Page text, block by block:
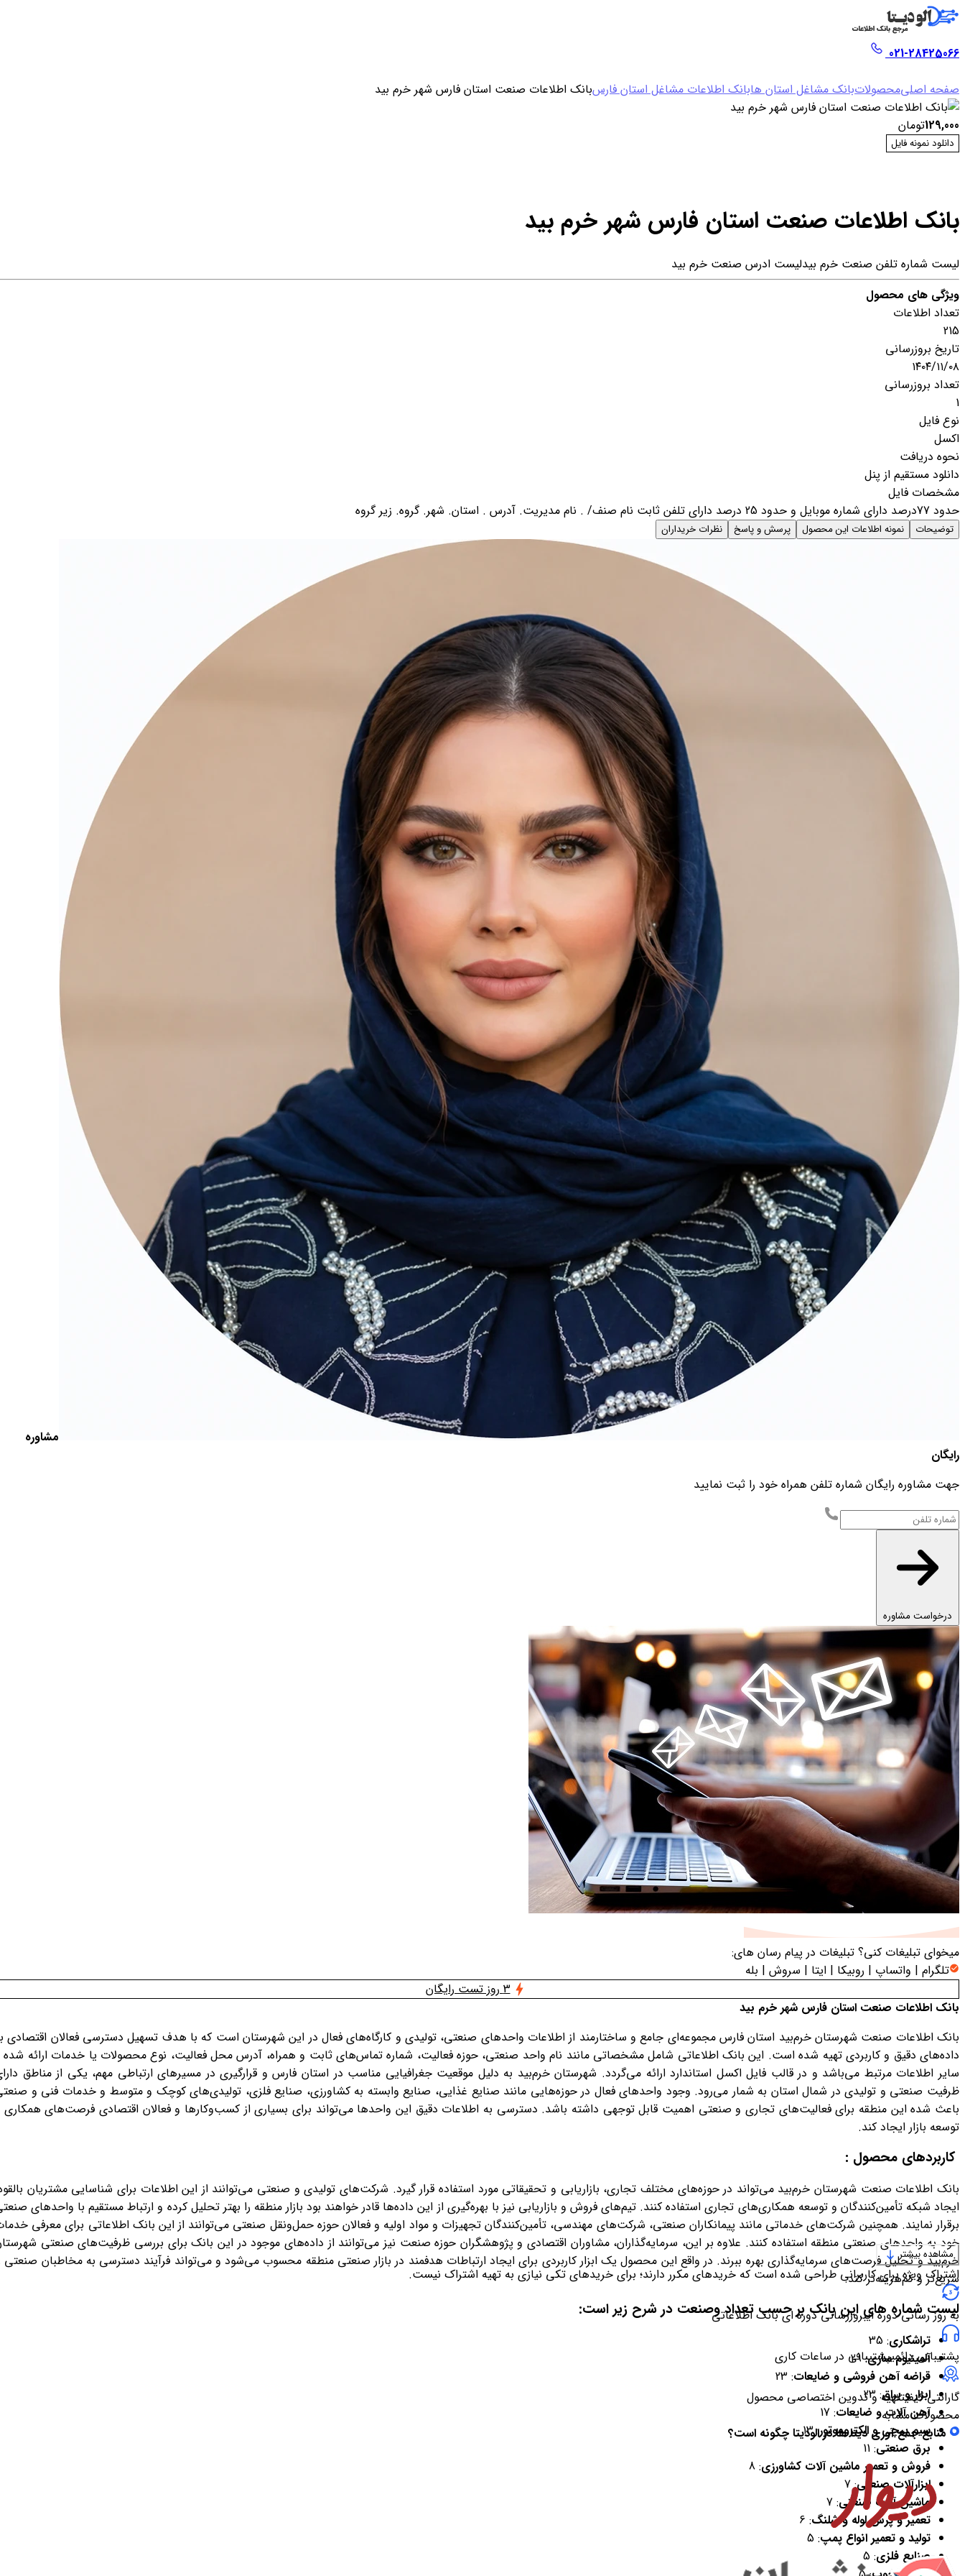
021-28425066
صفحه اصلیمحصولاتبانک مشاغل استان هابانک اطلاعات مشاغل استان فارسبانک اطلاعات صنعت استان فارس شهر خرم بید
129,000تومان
دانلود نمونه فایل
بانک اطلاعات صنعت استان فارس شهر خرم بید
لیست شماره تلفن صنعت خرم بیدلیست ادرس صنعت خرم بید
ویژگی های محصول
تعداد اطلاعات
215
تاریخ بروزرسانی
۱۴۰۴/۱۱/۰۸
تعداد بروزرسانی
1
نوع فایل
اکسل
نحوه دریافت
دانلود مستقیم از پنل
مشخصات فایل
حدود 77درصد دارای شماره موبایل و حدود 25 درصد دارای تلفن ثابت نام صنف/ . نام مدیریت. آدرس . استان. شهر. گروه. زیر گروه
توضیحات نمونه اطلاعات این محصول پرسش و پاسخ نظرات خریداران
مشاوره
رایگان
جهت مشاوره رایگان شماره تلفن همراه خود را ثبت نمایید
درخواست مشاوره
میخوای تبلیغات کنی؟ تبلیغات در پیام رسان های:
تلگرام | واتساپ | روبیکا | ایتا | سروش | بله
3 روز تست رایگان
بانک اطلاعات صنعت استان فارس شهر خرم بید
بانک اطلاعات صنعت شهرستان خرم‌بید استان فارس مجموعه‌ای جامع و ساختارمند از اطلاعات واحدهای صنعتی، تولیدی و کارگاه‌های فعال در این شهرستان است که با هدف تسهیل دسترسی فعالان اقتصادی
داده‌های دقیق و کاربردی تهیه شده است. این بانک اطلاعاتی شامل مشخصاتی مانند نام واحد صنعتی، حوزه فعالیت، شماره تماس‌های ثابت و همراه، آدرس محل فعالیت، نوع محصولات یا خدمات ارائه شده
سایر اطلاعات مرتبط می‌باشد و در قالب فایل اکسل استاندارد ارائه می‌گردد. شهرستان خرم‌بید به دلیل موقعیت جغرافیایی مناسب در استان فارس و قرارگیری در مسیرهای ارتباطی مهم، یکی از مناطق
ظرفیت صنعتی و تولیدی در شمال استان به شمار می‌رود. وجود واحدهای فعال در حوزه‌هایی مانند صنایع غذایی، صنایع وابسته به کشاورزی، صنایع فلزی، تولیدی‌های کوچک و متوسط و خدمات فنی و
باعث شده این منطقه برای فعالیت‌های تجاری و صنعتی اهمیت قابل توجهی داشته باشد. دسترسی به اطلاعات دقیق این واحدها می‌تواند برای بسیاری از کسب‌وکارها و فعالان اقتصادی فرصت‌های همکاری
توسعه بازار ایجاد کند.
کاربردهای محصول :
بانک اطلاعات صنعت شهرستان خرم‌بید می‌تواند در حوزه‌های مختلف تجاری، بازاریابی و تحقیقاتی مورد استفاده قرار گیرد. شرکت‌های تولیدی و صنعتی می‌توانند از این اطلاعات برای شناسایی مشتریان
ایجاد شبکه تأمین‌کنندگان و توسعه همکاری‌های تجاری استفاده کنند. تیم‌های فروش و بازاریابی نیز با بهره‌گیری از این داده‌ها قادر خواهند بود بازار منطقه را بهتر تحلیل کرده و ارتباط مستقیم با واحدهای
برقرار نمایند. همچنین شرکت‌های خدماتی مانند پیمانکاران صنعتی، شرکت‌های مهندسی، تأمین‌کنندگان تجهیزات و مواد اولیه و فعالان حوزه حمل‌ونقل صنعتی می‌توانند از این بانک اطلاعاتی برای معرفی
خود به واحدهای صنعتی منطقه استفاده کنند. علاوه بر این، سرمایه‌گذاران، مشاوران اقتصادی و پژوهشگران حوزه صنعت نیز می‌توانند از داده‌های موجود در این بانک برای بررسی ظرفیت‌های صنعتی
خرم‌بید و تحلیل فرصت‌های سرمایه‌گذاری بهره ببرند. در واقع این محصول یک ابزار کاربردی برای ایجاد ارتباطات هدفمند در بازار صنعتی منطقه محسوب می‌شود و می‌تواند فرآیند دسترسی به مخاطبان صنعتی
سریع‌تر و کم‌هزینه‌تر کند.
لیست شماره های این بانک بر حسب تعداد وصنعت در شرح زیر است:
تراشکاری: 35
آلمینیوم سازی: 29
قراضه آهن فروشی و ضایعات: 23
ابزار و یراق: 23
آهن آلات و ضایعات: 17
سیم پیچی و الكتروموتور: 13
برق صنعتی: 11
فروش و تعمیر ماشین آلات کشاورزی: 8
ابزارآلات صنعتی: 7
ماشین آلات صنعتی: 7
تعمیر و پرس لوله و شلنگ: 6
تولید و تعمیر انواع پمپ: 5
صنایع فلزی: 5
مشاهده بیشتر
اشتراک ویژه برای کاربرانی طراحی شده است که خریدهای مکرر دارند؛ برای خریدهای تکی نیازی به تهیه اشتراک نیست.
به روز رسانی دوره ایبروزرسانی دوره ای بانک اطلاعاتی
پشتیبانی دائمیپشتیبانی در ساعات کاری
گارانتی کیفیتتهیه و تدوین اختصاصی محصول
محصولات مشابه
منابع جمع آوری دیتا ها در الودیتا چگونه است؟